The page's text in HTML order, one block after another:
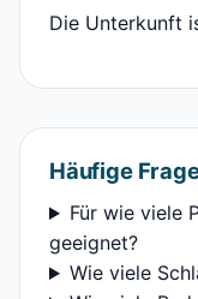
Die Unterkunft
Häufige
Für wie viele
geeignet?
Wie viele